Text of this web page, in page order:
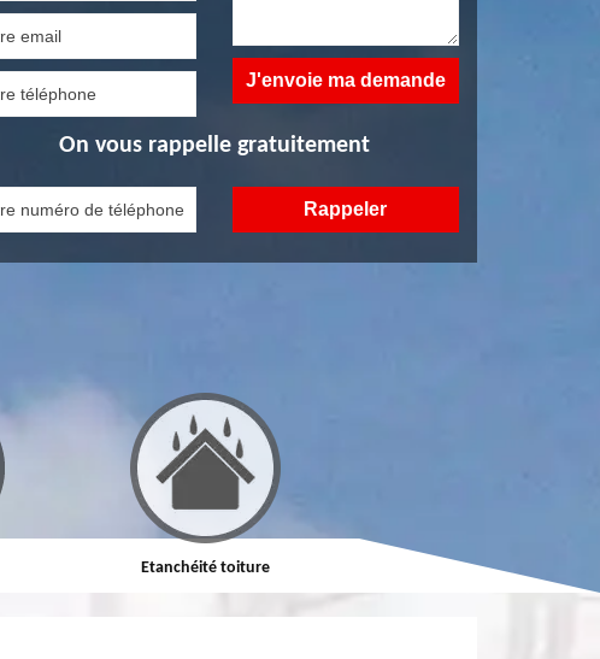
On vous rappelle gratuitement
Etanchéité toiture Réparation de toiture